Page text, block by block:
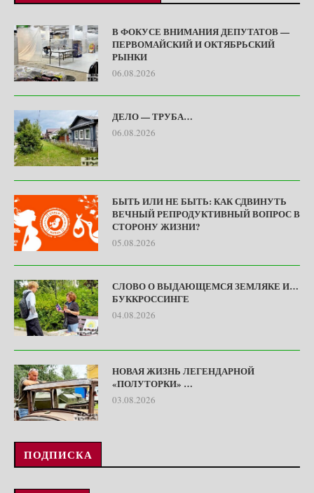
В ФОКУСЕ ВНИМАНИЯ ДЕПУТАТОВ —
ПЕРВОМАЙСКИЙ И ОКТЯБРЬСКИЙ
РЫНКИ
06.08.2026
ДЕЛО — ТРУБА…
06.08.2026
БЫТЬ ИЛИ НЕ БЫТЬ: КАК СДВИНУТЬ
ВЕЧНЫЙ РЕПРОДУКТИВНЫЙ ВОПРОС В
СТОРОНУ ЖИЗНИ?
05.08.2026
СЛОВО О ВЫДАЮЩЕМСЯ ЗЕМЛЯКЕ И…
БУККРОССИНГЕ
04.08.2026
НОВАЯ ЖИЗНЬ ЛЕГЕНДАРНОЙ
«ПОЛУТОРКИ» …
03.08.2026
ПОДПИСКА